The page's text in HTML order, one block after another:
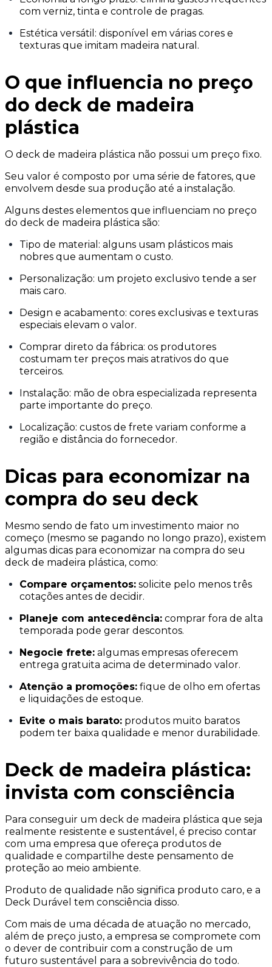
com verniz, tinta e controle de pragas.
Estética versátil: disponível em várias cores e
texturas que imitam madeira natural.
O que influencia no preço
do deck de madeira
plástica
O deck de madeira plástica não possui um preço fixo.
Seu valor é composto por uma série de fatores, que
envolvem desde sua produção até a instalação.
Alguns destes elementos que influenciam no preço
do deck de madeira plástica são:
Tipo de material: alguns usam plásticos mais
nobres que aumentam o custo.
Personalização: um projeto exclusivo tende a ser
mais caro.
Design e acabamento: cores exclusivas e texturas
especiais elevam o valor.
Comprar direto da fábrica: os produtores
costumam ter preços mais atrativos do que
terceiros.
Instalação: mão de obra especializada representa
parte importante do preço.
Localização: custos de frete variam conforme a
região e distância do fornecedor.
Dicas para economizar na
compra do seu deck
Mesmo sendo de fato um investimento maior no
começo (mesmo se pagando no longo prazo), existem
algumas dicas para economizar na compra do seu
deck de madeira plástica, como:
Compare orçamentos: solicite pelo menos três
cotações antes de decidir.
Planeje com antecedência: comprar fora de alta
temporada pode gerar descontos.
Negocie frete: algumas empresas oferecem
entrega gratuita acima de determinado valor.
Atenção a promoções: fique de olho em ofertas
e liquidações de estoque.
Evite o mais barato: produtos muito baratos
podem ter baixa qualidade e menor durabilidade.
Deck de madeira plástica:
invista com consciência
Para conseguir um deck de madeira plástica que seja
realmente resistente e sustentável, é preciso contar
com uma empresa que ofereça produtos de
qualidade e compartilhe deste pensamento de
proteção ao meio ambiente.
Produto de qualidade não significa produto caro, e a
Deck Durável tem consciência disso.
Com mais de uma década de atuação no mercado,
além de preço justo, a empresa se compromete com
o dever de contribuir com a construção de um
futuro sustentável para a sobrevivência do todo.